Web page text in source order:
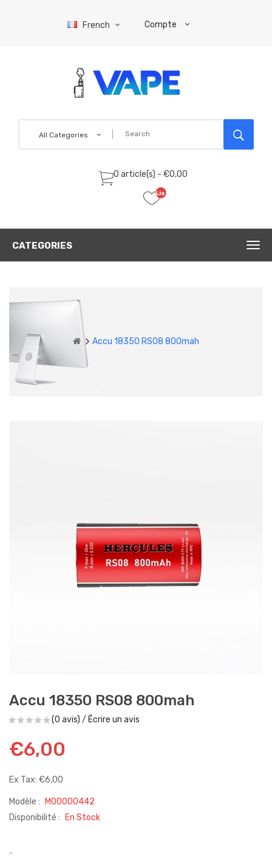
French Compte
All Categories
0 article(s) - €0,00
Liste
(0)
CATEGORIES
Accu 18350 RS08 800mah
Accu 18350 RS08 800mah
(0 avis) / Écrire un avis
€6,00
Ex Tax: €6,00
Modèle :
M00000442
Disponibilité :
En Stock
..